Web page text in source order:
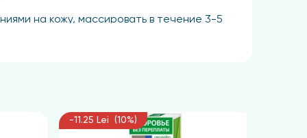
на кожу, массировать в течение 3-5
регулярного применения. Объем упаковки
-11.25 Lei (10%)